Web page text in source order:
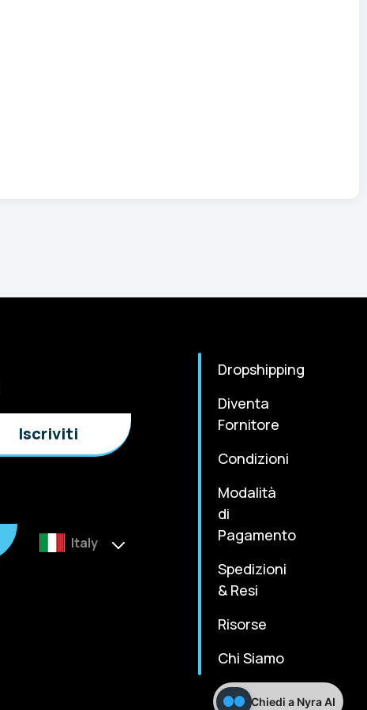
Chiedi a Nyra AI
Italy
Dropshipping
Diventa
Fornitore
Condizioni
Modalità
di
Pagamento
Spedizioni
& Resi
Risorse
Chi Siamo